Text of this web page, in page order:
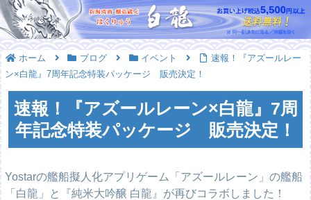
ホーム ブログ イベント
速報！『アズールレー
ン×白龍』7周年記念特装パッケージ 販売決定！
速報！『アズールレーン×白龍』7周
年記念特装パッケージ 販売決定！
Yostarの艦船擬人化アプリゲーム「アズールレーン」の艦船
「白龍」と『純米大吟醸 白龍』が再びコラボしました！